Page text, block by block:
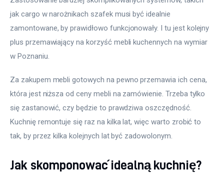
jak cargo w narożnikach szafek musi być idealnie
zamontowane, by prawidłowo funkcjonowały. I tu jest kolejny
plus przemawiający na korzyść mebli kuchennych na wymiar
w Poznaniu.
Za zakupem mebli gotowych na pewno przemawia ich cena,
która jest niższa od ceny mebli na zamówienie. Trzeba tylko
się zastanowić, czy będzie to prawdziwa oszczędność.
Kuchnię remontuje się raz na kilka lat, więc warto zrobić to
tak, by przez kilka kolejnych lat być zadowolonym.
Jak skomponować idealną kuchnię?